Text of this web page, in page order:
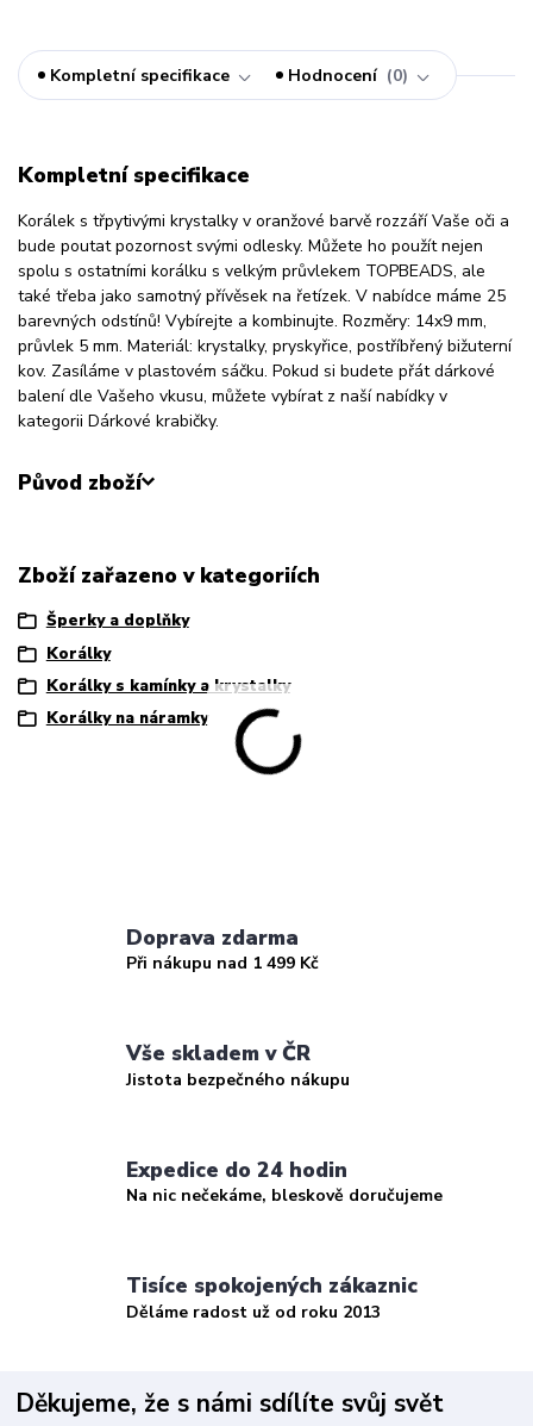
Kompletní specifikace Hodnocení 0
Kompletní specifikace
Korálek s třpytivými krystalky v oranžové barvě rozzáří Vaše oči a
bude poutat pozornost svými odlesky. Můžete ho použít nejen
spolu s ostatními korálku s velkým průvlekem TOPBEADS, ale
také třeba jako samotný přívěsek na řetízek. V nabídce máme 25
barevných odstínů! Vybírejte a kombinujte. Rozměry: 14x9 mm,
průvlek 5 mm. Materiál: krystalky, pryskyřice, postříbřený bižuterní
kov. Zasíláme v plastovém sáčku. Pokud si budete přát dárkové
balení dle Vašeho vkusu, můžete vybírat z naší nabídky v
kategorii Dárkové krabičky.
Původ zboží
Zboží zařazeno v kategoriích
Šperky a doplňky
Korálky
Korálky s kamínky a krystalky
Korálky na náramky
Doprava zdarma
Při nákupu nad 1 499 Kč
Vše skladem v ČR
Jistota bezpečného nákupu
Expedice do 24 hodin
Na nic nečekáme, bleskově doručujeme
Tisíce spokojených zákaznic
Děláme radost už od roku 2013
Děkujeme, že s námi sdílíte svůj svět